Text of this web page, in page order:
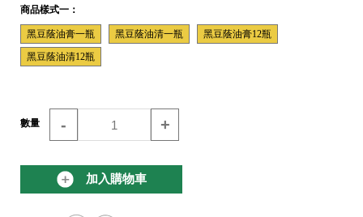
商品樣式一：
黑豆蔭油膏一瓶 黑豆蔭油清一瓶
黑豆蔭油膏12瓶
黑豆蔭油清12瓶
數量 - +
加入購物車